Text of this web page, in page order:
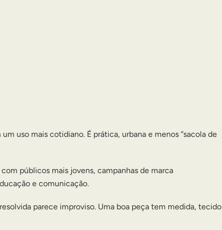
uso mais cotidiano. É prática, urbana e menos “sacola de
públicos mais jovens, campanhas de marca
e comunicação.
parece improviso. Uma boa peça tem medida, tecido